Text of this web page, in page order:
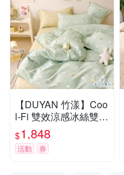
【DUYAN 竹漾】Coo
l-Fi 雙效涼感冰絲雙人
加大床包涼被四件組 /
雲朵漫遊
$1,848
活動 券